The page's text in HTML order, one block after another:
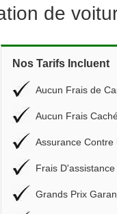
de
Nos Tarifs Incluent
Aucun Frais de
Aucun Frais
Assurance Contre
Frais D'assistance
Grands Prix